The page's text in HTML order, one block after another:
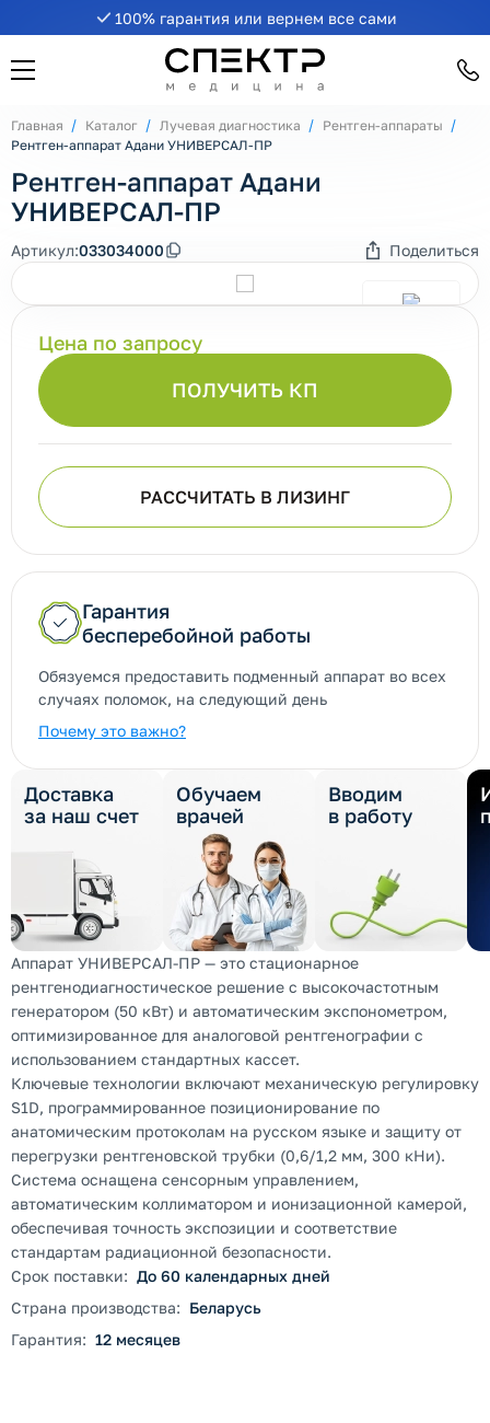
100% гарантия или вернем все сами
Главная Каталог Лучевая диагностика
Рентген-аппараты
Рентген-аппарат Адани УНИВЕРСАЛ-ПР
Рентген-аппарат Адани
УНИВЕРСАЛ-ПР
Артикул:033034000 Поделиться
ПОЛУЧИТЬ КП
Цена по запросу
РАССЧИТАТЬ В ЛИЗИНГ
Гарантия
бесперебойной работы
Обязуемся предоставить подменный аппарат во всех
случаях поломок, на следующий день
Почему это важно?
Доставка
за наш счет
Обучаем
врачей
Вводим
в работу
Аппарат УНИВЕРСАЛ-ПР — это стационарное
рентгенодиагностическое решение с высокочастотным
генератором (50 кВт) и автоматическим экспонометром,
оптимизированное для аналоговой рентгенографии с
использованием стандартных кассет.
Ключевые технологии включают механическую регулировку
S1D, программированное позиционирование по
анатомическим протоколам на русском языке и защиту от
перегрузки рентгеновской трубки (0,6/1,2 мм, 300 кНи).
Система оснащена сенсорным управлением,
автоматическим коллиматором и ионизационной камерой,
обеспечивая точность экспозиции и соответствие
стандартам радиационной безопасности.
Срок поставки: До 60 календарных дней
Страна производства: Беларусь
Гарантия: 12 месяцев